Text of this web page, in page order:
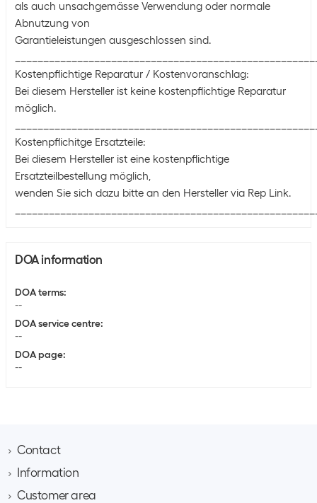
als auch unsachgemässe Verwendung oder normale
Abnutzung von
Garantieleistungen ausgeschlossen sind.
Kostenpflichtige Reparatur / Kostenvoranschlag:
Bei diesem Hersteller ist keine kostenpflichtige Reparatur
möglich.
Kostenpflichitge Ersatzteile:
Bei diesem Hersteller ist eine kostenpflichtige
Ersatzteilbestellung möglich,
wenden Sie sich dazu bitte an den Hersteller via Rep Link.
DOA information
DOA terms:
--
DOA service centre:
--
DOA page:
--
Contact
Brack AG
Information
Contact
Customer area